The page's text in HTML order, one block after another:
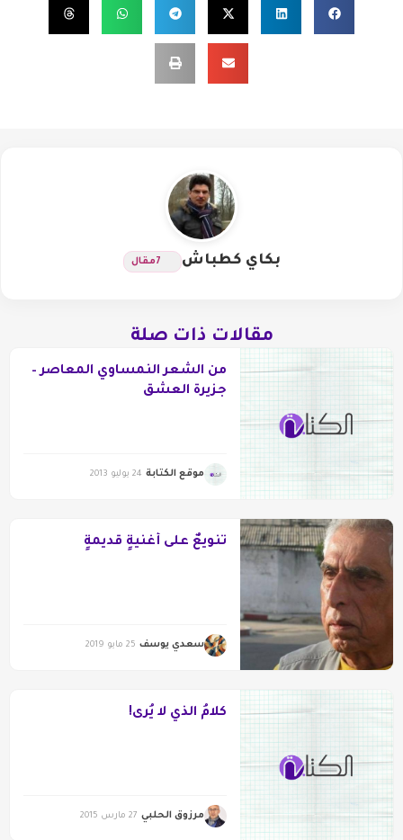
بكاي كطباش 7مقال
مقالات ذات صلة
من الشعر النمساوي المعاصر –
جزيرة العشق
موقع الكتابة 24 يوليو 2013
تنويعٌ على أغنيةٍ قديمةٍ
سعدي يوسف 25 مايو 2019
كلامُ الذي لا يُرى!
مرزوق الحلبي 27 مارس 2015